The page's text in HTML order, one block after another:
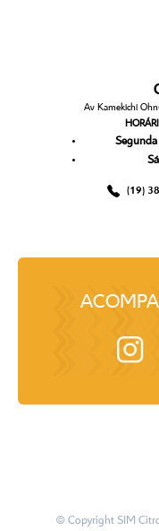
Av Kamekichi
(19)
© Copyright SIM